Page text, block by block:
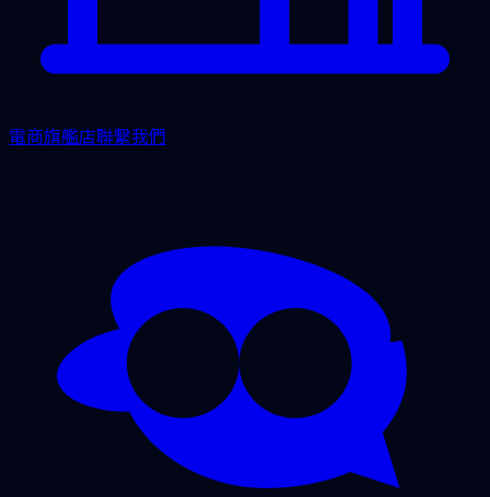
電商旗艦店聯繫我們